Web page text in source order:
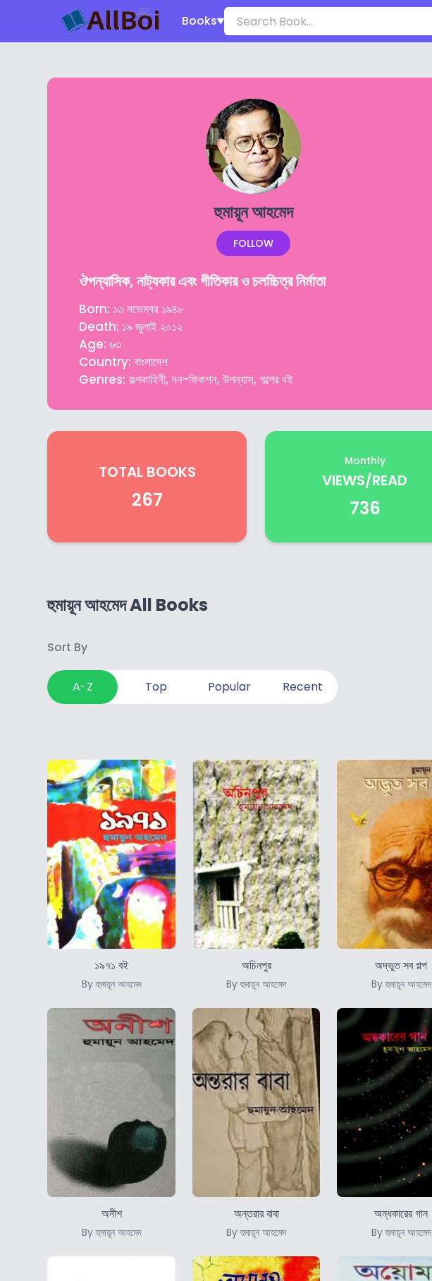
Books
হুমায়ূন আহমেদ
FOLLOW
ঔপন্যাসিক, নাট্যকার এবং গীতিকার ও চলচ্চিত্র নির্মাতা
Born: ১৩ নভেম্বর ১৯৪৮
Death: ১৯ জুলাই ২০১২
Age: ৬৩
Country: বাংলাদেশ
Genres: কল্পকাহিনী, নন-ফিকশন, উপন্যাস, গল্পের বই
TOTAL BOOKS
267
Monthly
VIEWS/READ
736
হুমায়ূন আহমেদ All Books
Sort By
A-Z Top Popular Recent
১৯৭১ বই
By হুমায়ূন আহমেদ
অচিনপুর
By হুমায়ূন আহমেদ
অদ্ভুত সব গল্প
By হুমায়ূন আহমেদ
অনীশ
By হুমায়ূন আহমেদ
অন্তরার বাবা
By হুমায়ূন আহমেদ
অন্ধকারের গান
By হুমায়ূন আহমেদ